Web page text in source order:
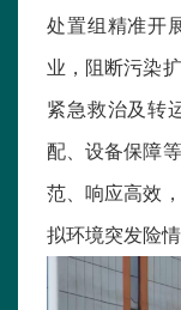
处置组精准开
业，阻断污染
紧急救治及转
配、设备保障
范、响应高效
拟环境突发险情